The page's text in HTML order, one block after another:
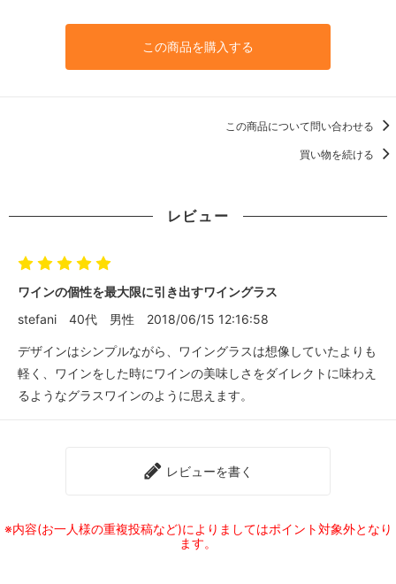
この商品を購入する
この商品について問い合わせる
買い物を続ける
レビュー
ワインの個性を最大限に引き出すワイングラス
stefani
40代 男性 2018/06/15 12:16:58
デザインはシンプルながら、ワイングラスは想像していたよりも
軽く、ワインをした時にワインの美味しさをダイレクトに味わえ
るようなグラスワインのように思えます。
レビューを書く
※内容(お一人様の重複投稿など)によりましてはポイント対象外となり
ます。